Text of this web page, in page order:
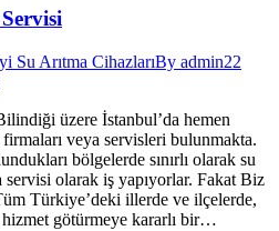
Su Arıtma CihazlarıBy admin22
üzere İstanbul’da hemen
veya servisleri bulunmakta.
bölgelerde sınırlı olarak su
servisi olarak iş yapıyorlar. Fakat Biz
Türkiye’deki illerde ve ilçelerde,
götürmeye kararlı bir…